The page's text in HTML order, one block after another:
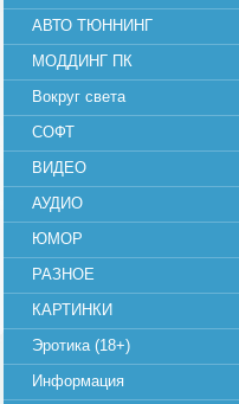
АВТО ТЮННИНГ
МОДДИНГ ПК
Вокруг света
СОФТ
ВИДЕО
АУДИО
ЮМОР
РАЗНОЕ
КАРТИНКИ
Эротика (18+)
Информация